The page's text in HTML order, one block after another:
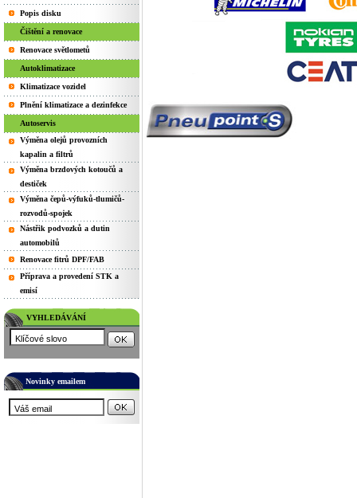
Popis disku
Čištění a renovace
Renovace světlometů
Autoklimatizace
Klimatizace vozidel
Plnění klimatizace a dezinfekce
Autoservis
Výměna olejů provozních
kapalin a filtrů
Výměna brzdových kotoučů a
destiček
Výměna čepů-výfuků-tlumičů-
rozvodů-spojek
Nástřik podvozků a dutin
automobilů
Renovace fitrů DPF/FAB
Příprava a provedení STK a
emisí
VYHLEDÁVÁNÍ
Novinky emailem